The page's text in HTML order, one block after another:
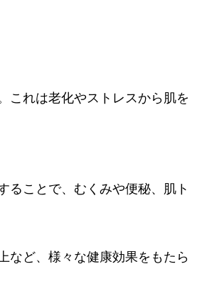
これは老化やストレスから肌を
ることで、むくみや便秘、肌ト
など、様々な健康効果をもたら